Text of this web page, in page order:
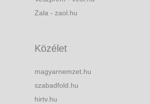
Zala - zaol.hu
Közélet
magyarnemzet.hu
szabadfold.hu
hirtv.hu